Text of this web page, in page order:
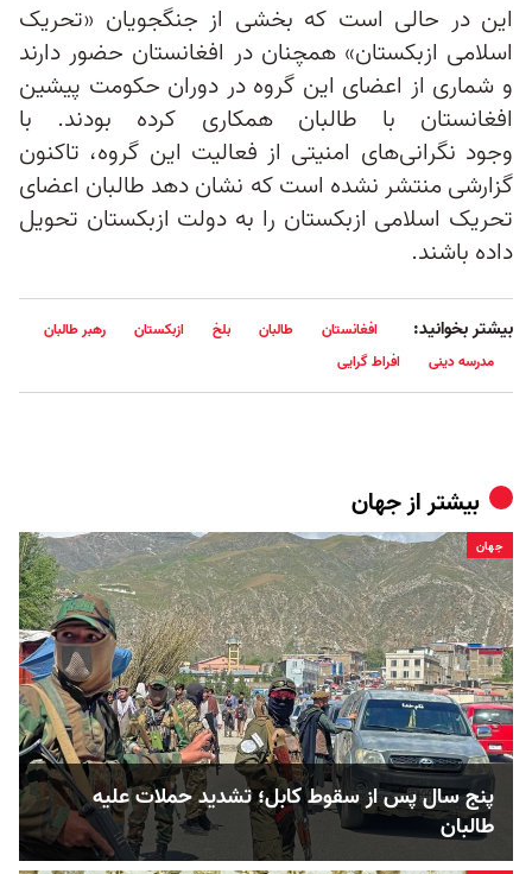
این در حالی است که بخشی از جنگجویان «تحریک
اسلامی ازبکستان» همچنان در افغانستان حضور دارند
و شماری از اعضای این گروه در دوران حکومت پیشین
افغانستان با طالبان همکاری کرده بودند. با
وجود نگرانی‌های امنیتی از فعالیت این گروه، تاکنون
گزارشی منتشر نشده است که نشان دهد طالبان اعضای
تحریک اسلامی ازبکستان را به دولت ازبکستان تحویل
داده باشند.
بیشتر بخوانید: افغانستان طالبان بلخ ازبکستان
رهبر طالبان
مدرسه دینی
افراط گرایی
بیشتر ازجهان
جهان
پنج سال پس از سقوط کابل؛ تشدید حملات علیه
طالبان